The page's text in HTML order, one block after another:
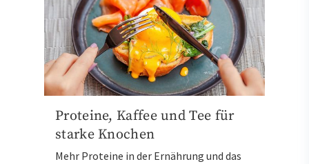
Proteine, Kaffee und Tee für
starke Knochen
Mehr Proteine in der Ernährung und das